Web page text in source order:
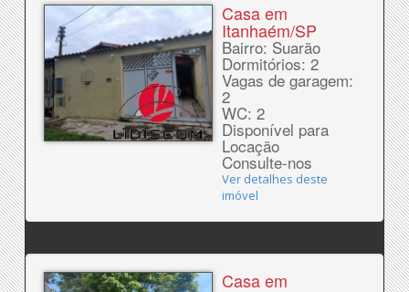
Casa em
Itanhaém/SP
Bairro: Suarão
Dormitórios: 2
Vagas de garagem:
2
WC: 2
Disponível para
Locação
Consulte-nos
Ver detalhes deste
imóvel
Casa em